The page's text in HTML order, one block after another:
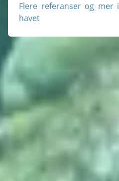
Flere referanser og mer informasjon om livet i
havet